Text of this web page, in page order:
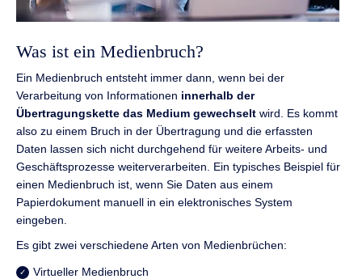
Was ist ein Medienbruch?
Ein Medienbruch entsteht immer dann, wenn bei der
Verarbeitung von Informationen innerhalb der
Übertragungskette das Medium gewechselt wird. Es kommt
also zu einem Bruch in der Übertragung und die erfassten
Daten lassen sich nicht durchgehend für weitere Arbeits- und
Geschäftsprozesse weiterverarbeiten. Ein typisches Beispiel für
einen Medienbruch ist, wenn Sie Daten aus einem
Papierdokument manuell in ein elektronisches System
eingeben.
Es gibt zwei verschiedene Arten von Medienbrüchen:
Virtueller Medienbruch